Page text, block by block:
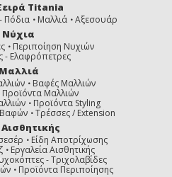
Titania
Πόδια Μαλλιά Αξεσουάρ
Νύχια
Περιποίηση Νυχιών
- Ελαφρόπετρες
Μαλλιά
Βαφές Μαλλιών
Μαλλιών
Προϊόντα Styling
Τρέσσες / Extension
Αισθητικής
Είδη Αποτρίχωσης
Εργαλεία Αισθητικής
- Τριχολαβίδες
Προϊόντα Περιποίησης